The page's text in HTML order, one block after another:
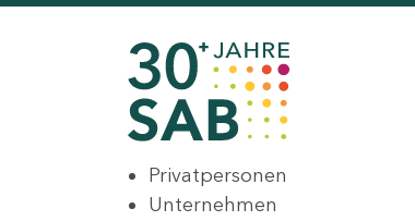
Privatpersonen
Unternehmen